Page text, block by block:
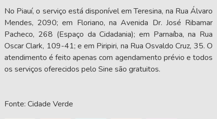
No Piauí, o serviço está disponível em Teresina, na Rua Álvaro
Mendes, 2090; em Floriano, na Avenida Dr. José Ribamar
Pacheco, 268 (Espaço da Cidadania); em Parnaíba, na Rua
Oscar Clark, 109-41; e em Piripiri, na Rua Osvaldo Cruz, 35. O
atendimento é feito apenas com agendamento prévio e todos
os serviços oferecidos pelo Sine são gratuitos.
Fonte: Cidade Verde